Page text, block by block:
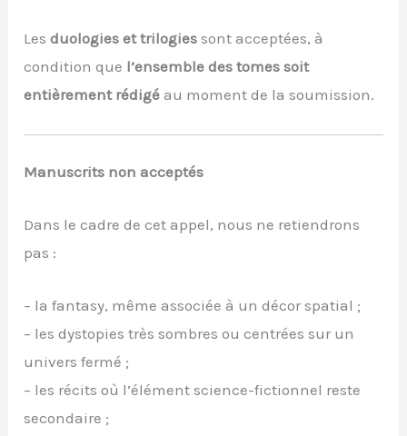
Lesduologies et trilogies sont acceptées, à
condition que l’ensemble des tomes soit
entièrement rédigé au moment de la soumission.
Manuscrits non acceptés
Dans le cadre de cet appel, nous ne retiendrons
pas :
– la fantasy, même associée à un décor spatial ;
– les dystopies très sombres ou centrées sur un
univers fermé ;
– les récits où l’élément science-fictionnel reste
secondaire ;